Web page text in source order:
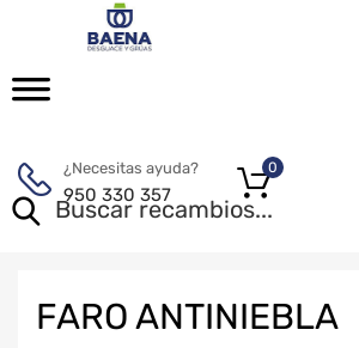
¿Necesitas ayuda?
950 330 357
0
FARO ANTINIEBLA